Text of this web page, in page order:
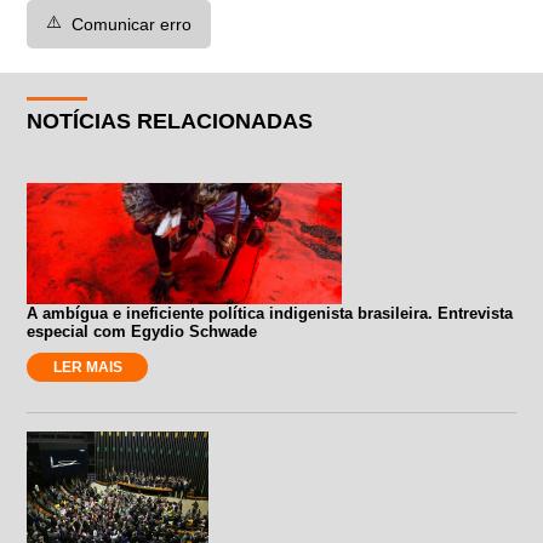
⚠️ Comunicar erro
NOTÍCIAS RELACIONADAS
A ambígua e ineficiente política indigenista brasileira. Entrevista
especial com Egydio Schwade
LER MAIS